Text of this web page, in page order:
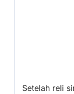
Setelah reli